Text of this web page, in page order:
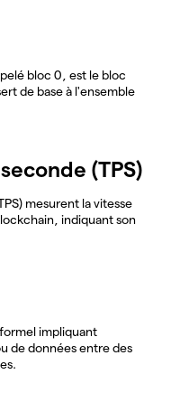
bloc 0, est le bloc
de base à l'ensemble
(TPS)
mesurent la vitesse
indiquant son
impliquant
de données entre des